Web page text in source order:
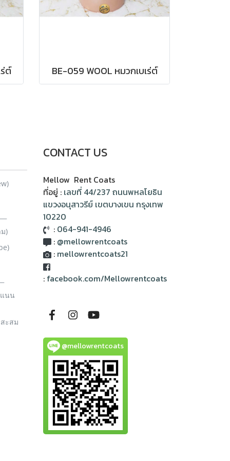
ต์ BE-059 WOOL หมวกเบเร่ต์
)
นน
ะสม
CONTACT US
Mellow Rent Coats
ที่อยู่ : เลขที่ 44/237 ถนนพหลโยธิน
แขวงอนุสาวรีย์ เขตบางเขน กรุงเทพ
10220
: 064-941-4946
: @mellowrentcoats
: mellowrentcoats21
: facebook.com/Mellowrentcoats
@mellowrentcoats